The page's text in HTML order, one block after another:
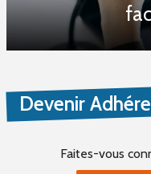
Devenir
Faites-vous